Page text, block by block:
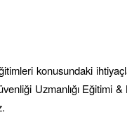
konusundaki
Uzmanlığı Eğitimi